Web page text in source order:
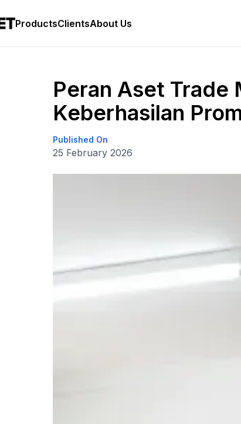
ProductsClientsAbout Us
Peran Aset Trade
Keberhasilan
Published On
25 February 2026